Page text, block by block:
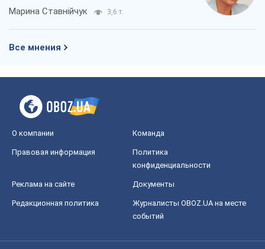
Марина Ставнійчук 3,6 т.
Все мнения
О компании Команда
Правовая информация
Политика
конфиденциальности
Реклама на сайте Документы
Редакционная политика
Журналисты OBOZ.UA на месте
событий